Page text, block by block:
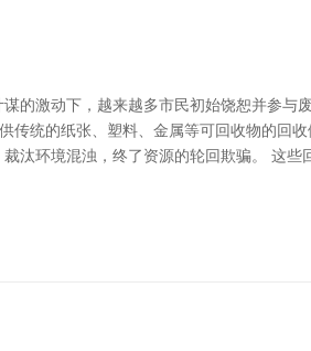
的激动下，越来越多市民初始饶恕并参与
传统的纸张、塑料、金属等可回收物的回
汰环境混浊，终了资源的轮回欺骗。 这些